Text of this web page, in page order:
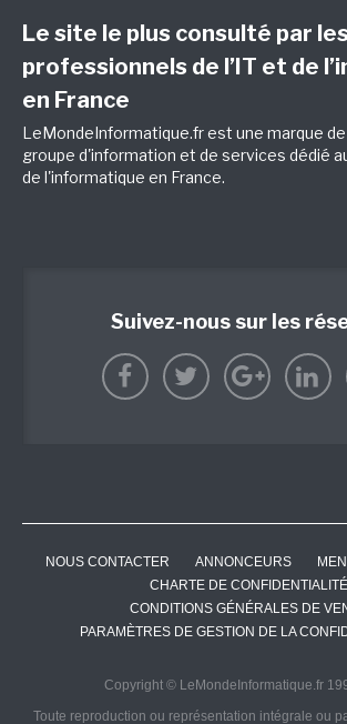
Le site le plus consulté par les
professionnels de l’IT et de
en France
LeMondeInformatique.fr est une marque de
groupe d'information et de services dédié
de l'informatique en France.
Suivez-nous sur les
NOUS CONTACTER ANNONCEURS
CHARTE DE CONFIDENTIALITÉ
CONDITIONS GÉNÉRALES DE
PARAMÈTRES DE GESTION DE LA
Copyright © LeMondeInformatique.fr
Toute reproduction ou représentation intégrale ou